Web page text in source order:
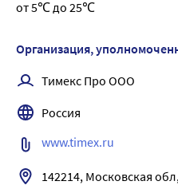
от 5℃ до 25℃
Организация,
Тимекс Про ООО
Россия
www.timex.ru
142214, Московская